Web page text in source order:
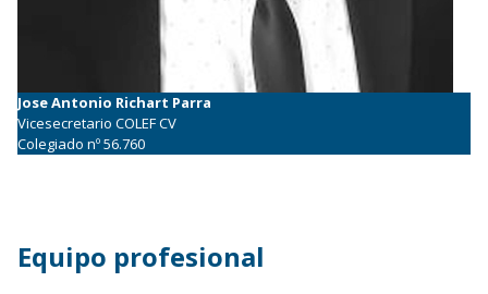
Jose Antonio Richart Parra
Vicesecretario COLEF CV
Colegiado nº 56.760
Equipo profesional